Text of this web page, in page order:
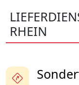
RHEIN